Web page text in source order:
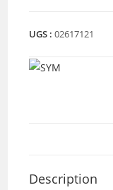
SYM
(11394-
UGS :02617121
Description